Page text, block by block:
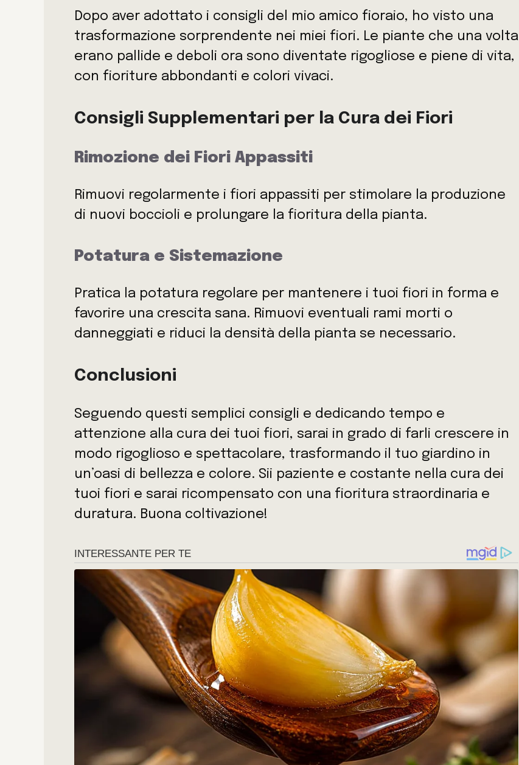
Dopo aver adottato i consigli del mio amico fioraio, ho visto una
trasformazione sorprendente nei miei fiori. Le piante che una volta
erano pallide e deboli ora sono diventate rigogliose e piene di vita,
con fioriture abbondanti e colori vivaci.
Consigli Supplementari per la Cura dei Fiori
Rimozione dei Fiori Appassiti
Rimuovi regolarmente i fiori appassiti per stimolare la produzione
di nuovi boccioli e prolungare la fioritura della pianta.
Potatura e Sistemazione
Pratica la potatura regolare per mantenere i tuoi fiori in forma e
favorire una crescita sana. Rimuovi eventuali rami morti o
danneggiati e riduci la densità della pianta se necessario.
Conclusioni
Seguendo questi semplici consigli e dedicando tempo e
attenzione alla cura dei tuoi fiori, sarai in grado di farli crescere in
modo rigoglioso e spettacolare, trasformando il tuo giardino in
un’oasi di bellezza e colore. Sii paziente e costante nella cura dei
tuoi fiori e sarai ricompensato con una fioritura straordinaria e
duratura. Buona coltivazione!